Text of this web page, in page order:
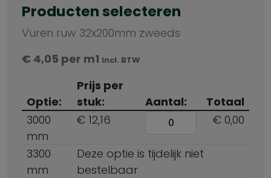
Producten selecteren
Vuren ruw 32x200mm zweeds
€ 4,05 per m1 Incl. BTW
Optie:
Prijs per
stuk:
Aantal:
Totaal
3000
mm
€ 12,16 € 0,00
3300
mm
Deze optie is tijdelijk niet
bestelbaar